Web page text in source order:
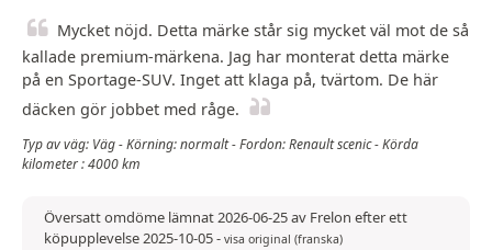
Mycket nöjd. Detta märke står sig mycket väl mot de så
kallade premium-märkena. Jag har monterat detta märke
på en Sportage-SUV. Inget att klaga på, tvärtom. De här
däcken gör jobbet med råge.
Typ av väg: Väg - Körning: normalt - Fordon: Renault scenic - Körda
kilometer : 4000 km
Översatt omdöme lämnat 2026-06-25 av Frelon efter ett
köpupplevelse 2025-10-05- visa original (franska)